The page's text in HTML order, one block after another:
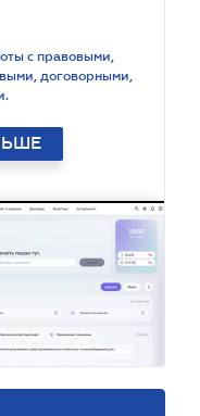
с правовыми,
договорными,